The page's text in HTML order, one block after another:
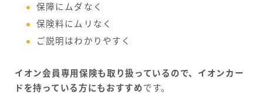
保障にムダなく
保険料にムリなく
ご説明はわかりやすく
イオン会員専用保険も取り扱っているので、イオンカー
ドを持っている方にもおすすめです。